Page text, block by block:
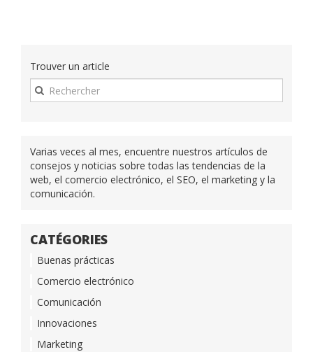
Trouver un article
Varias veces al mes, encuentre nuestros artículos de
consejos y noticias sobre todas las tendencias de la
web, el comercio electrónico, el SEO, el marketing y la
comunicación.
CATÉGORIES
Buenas prácticas
Comercio electrónico
Comunicación
Innovaciones
Marketing